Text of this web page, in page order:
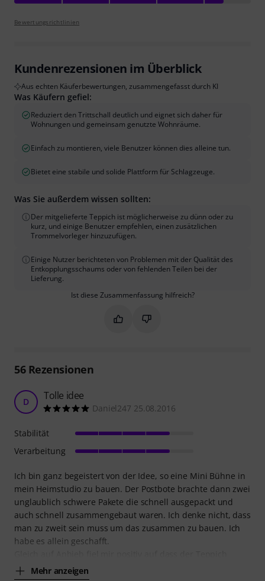
Bewertungsrichtlinien
Kundenrezensionen im Überblick
Aus echten Käuferbewertungen, zusammengefasst durch KI
Was Käufern gefiel:
Reduziert den Trittschall deutlich und eignet sich daher für
Wohnungen und gemeinsam genutzte Wohnräume.
Einfach zu montieren, viele Benutzer können dies alleine tun.
Bietet eine stabile und solide Plattform für Schlagzeuge.
Was Sie außerdem wissen sollten:
Der mitgelieferte Teppich ist möglicherweise zu dünn oder zu
kurz, und einige Benutzer empfehlen, einen zusätzlichen
Trommelvorleger hinzuzufügen.
Einige Nutzer berichteten von Problemen mit der Qualität des
Entkopplungsschaums oder von fehlenden Teilen bei der
Lieferung.
Ist diese Zusammenfassung hilfreich?
Markieren Sie diese
Markieren Sie diese
56Rezensionen
D Tolle idee
Daniel247 25.08.2016
Ich bin ganz begeistert von der Idee, so eine Mini Bühne in
mein Heimstudio zu bauen. Der Postbote brachte dann zwei
unglaublich schwere Pakete die schnell ausgepackt und
auch schnell zusammengebaut waren. Ich denke nicht, dass
man zu zweit sein muss um das zusammen zu bauen. Ich
habe es allein geschafft.
Mehr anzeigen
Stabilität
Verarbeitung